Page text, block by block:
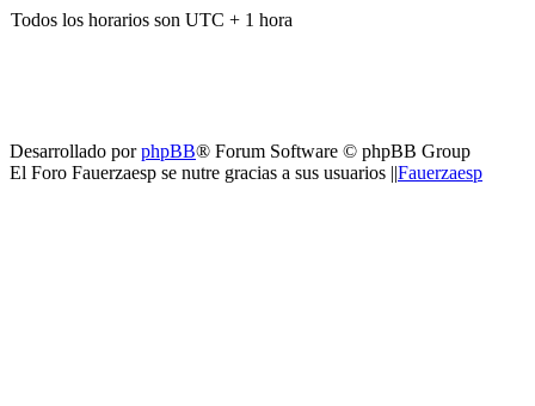
Todos los horarios son UTC + 1 hora
Desarrollado porphpBB® Forum Software © phpBB Group
El Foro Fauerzaesp se nutre gracias a sus usuarios ||Fauerzaesp